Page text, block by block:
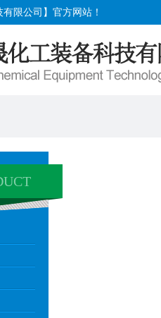
限公司】官方网站！